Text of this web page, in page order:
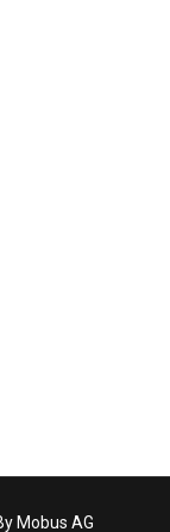
Mobus AG